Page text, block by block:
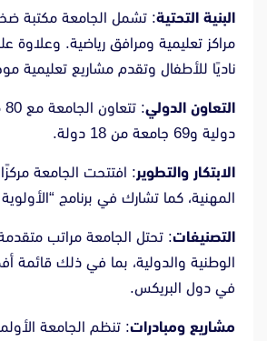
البنية التحتية: تشمل الجامعة مكتبة
ناديًا للأطفال وتقدم مشاريع تعليمية
التعاون الدولي
دولية و69 جامعة من 18 دولة.
الابتكار والتطوير: افتتحت الجامعة
المهنية، كما تشارك في برنامج “الأولوية 2030” الحكومي.
التصنيفات: تحتل الجامعة مراتب
في دول البريكس.
مشاريع ومبادرات: تنظم الجامعة